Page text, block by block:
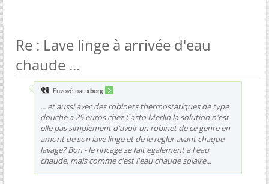
Re : Lave linge à arrivée d'eau
chaude ...
Envoyé par xberg
... et aussi avec des robinets thermostatiques de type
douche a 25 euros chez Casto Merlin la solution n'est
elle pas simplement d'avoir un robinet de ce genre en
amont de son lave linge et de le regler avant chaque
lavage? Bon - le rincage se fait egalement a l'eau
chaude, mais comme c'est l'eau chaude solaire...